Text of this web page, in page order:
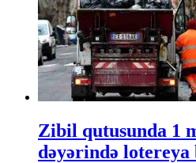
Zibil qutusunda 1
dəyərində lotereya